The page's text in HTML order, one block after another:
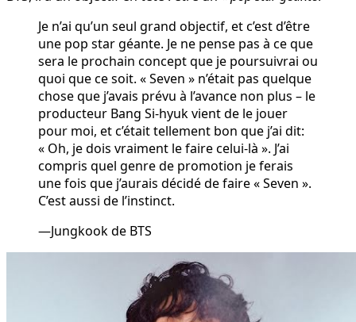
Je n’ai qu’un seul grand objectif, et c’est d’être
une pop star géante. Je ne pense pas à ce que
sera le prochain concept que je poursuivrai ou
quoi que ce soit. « Seven » n’était pas quelque
chose que j’avais prévu à l’avance non plus – le
producteur Bang Si-hyuk vient de le jouer
pour moi, et c’était tellement bon que j’ai dit:
« Oh, je dois vraiment le faire celui-là ». J’ai
compris quel genre de promotion je ferais
une fois que j’aurais décidé de faire « Seven ».
C’est aussi de l’instinct.
—Jungkook de BTS